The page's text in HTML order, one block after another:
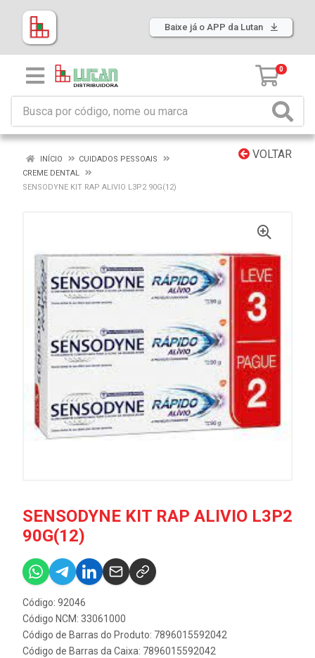
Baixe já o APP da Lutan
0
VOLTAR
INÍCIO
CUIDADOS PESSOAIS
CREME DENTAL
SENSODYNE KIT RAP ALIVIO L3P2 90G(12)
SENSODYNE KIT RAP ALIVIO L3P2
90G(12)
Código: 92046
Código NCM: 33061000
Código de Barras do Produto: 7896015592042
Código de Barras da Caixa: 7896015592042